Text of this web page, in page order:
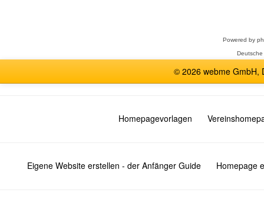
Powered by
© 2026 webme GmbH,
Homepagevorlagen
Eigene Website erstellen - der Anfänger Guide Homepage